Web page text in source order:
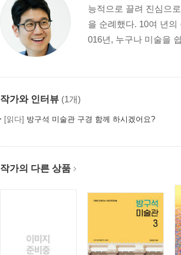
능적으로 끌려 진심으
을 순례했다. 10여 년의
016년, 누구나 미술을
작가와 인터뷰 (1개)
[읽다] 방구석 미술관 구경 함께 하시겠어요?
작가의 다른 상품